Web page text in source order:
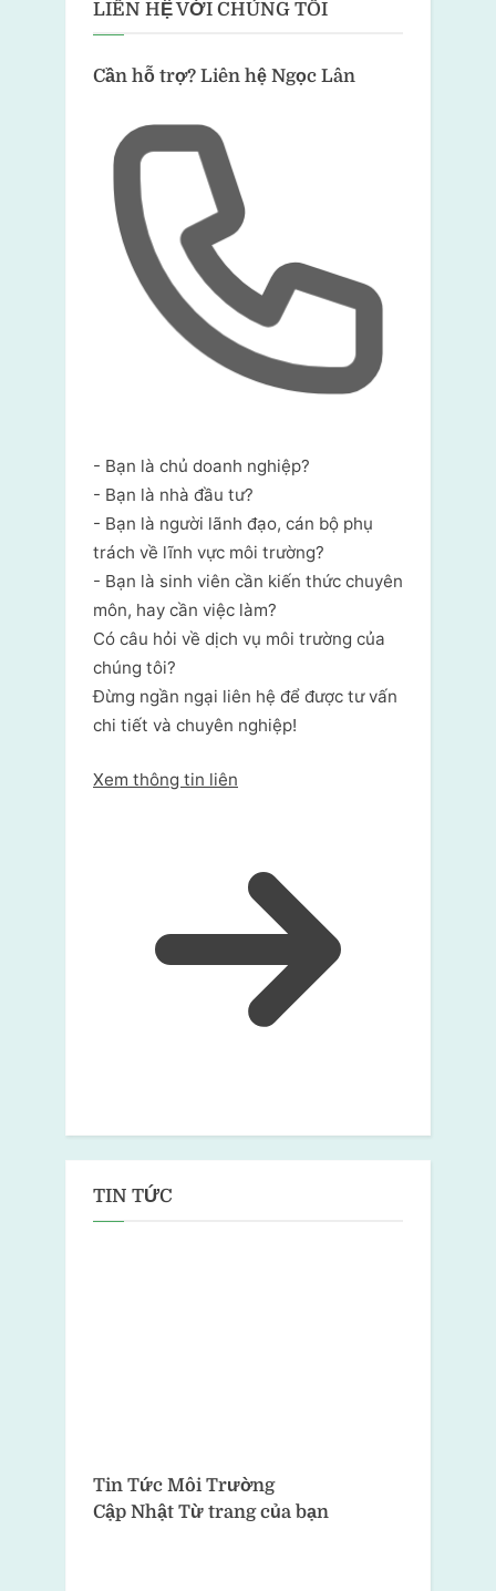
LIÊN HỆ VỚI CHÚNG TÔI
Cần hỗ trợ? Liên hệ Ngọc Lân
- Bạn là chủ doanh nghiệp?
- Bạn là nhà đầu tư?
- Bạn là người lãnh đạo, cán bộ phụ
trách về lĩnh vực môi trường?
- Bạn là sinh viên cần kiến thức chuyên
môn, hay cần việc làm?
Có câu hỏi về dịch vụ môi trường của
chúng tôi?
Đừng ngần ngại liên hệ để được tư vấn
chi tiết và chuyên nghiệp!
Xem thông tin liên
TIN TỨC
Tin Tức Môi Trường
Cập Nhật Từ trang của bạn